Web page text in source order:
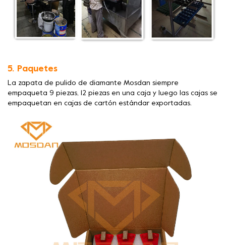
5. Paquetes
La zapata de pulido de diamante Mosdan siempre
empaqueta 9 piezas, 12 piezas en una caja y luego las cajas se
empaquetan en cajas de cartón estándar exportadas.